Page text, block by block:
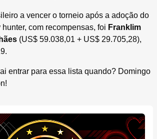
a vencer o torneio após a adoção do
com recompensas, foi Franklim
(US$ 59.038,01 + US$ 29.705,28),
entrar para essa lista quando? Domingo